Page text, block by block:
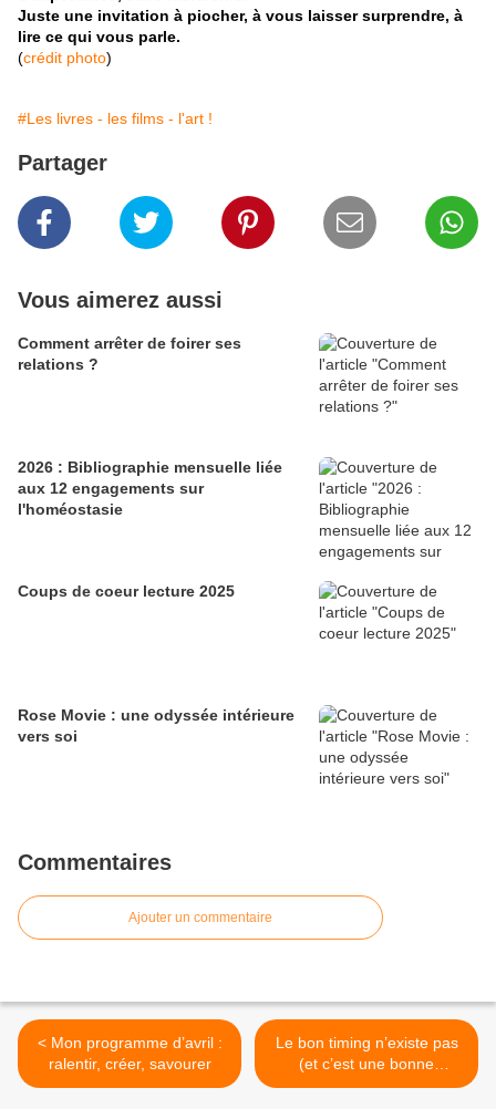
Juste une invitation à piocher, à vous laisser surprendre, à
lire ce qui vous parle.
(crédit photo)
#Les livres - les films - l'art !
Partager
Vous aimerez aussi
Comment arrêter de foirer ses
relations ?
2026 : Bibliographie mensuelle liée
aux 12 engagements sur
l'homéostasie
Coups de coeur lecture 2025
Rose Movie : une odyssée intérieure
vers soi
Commentaires
Ajouter un commentaire
< Mon programme d’avril :
ralentir, créer, savourer
Le bon timing n’existe pas
(et c’est une bonne
nouvelle) >